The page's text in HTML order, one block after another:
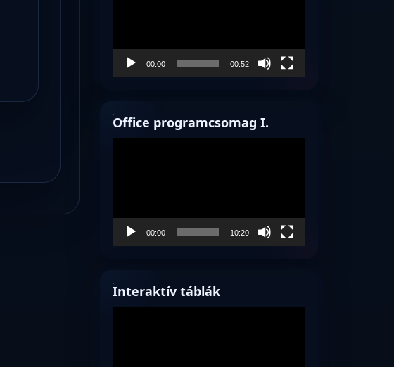
00:00 00:52
Office programcsomag I.
00:00 10:20
Interaktív táblák